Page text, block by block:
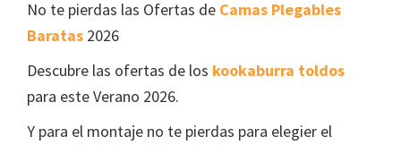
No te pierdas las Ofertas de Camas Plegables
Baratas 2026
Descubre las ofertas de los kookaburra toldos
para este Verano 2026.
Y para el montaje no te pierdas para elegier el